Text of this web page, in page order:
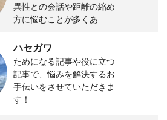
異性との会話や距離の縮め
方に悩むことが多くあ...
ハセガワ
ためになる記事や役に立つ
記事で、悩みを解決するお
手伝いをさせていただきま
す！